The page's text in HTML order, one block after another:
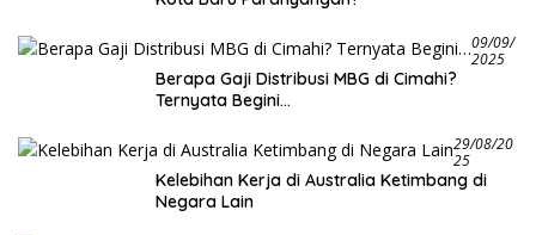
09/09/
2025
Berapa Gaji Distribusi MBG di Cimahi?
Ternyata Begini…
29/08/20
25
Kelebihan Kerja di Australia Ketimbang di
Negara Lain